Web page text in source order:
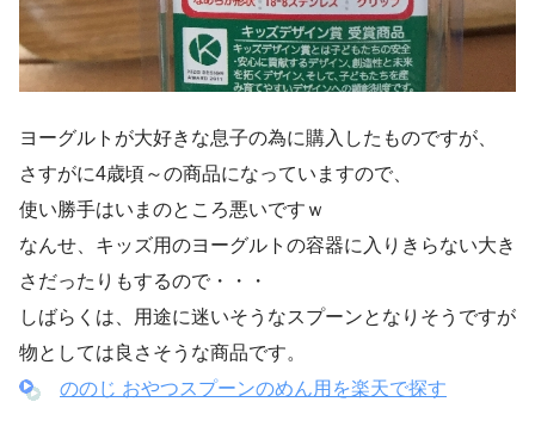
ヨーグルトが大好きな息子の為に購入したものですが、
さすがに4歳頃～の商品になっていますので、
使い勝手はいまのところ悪いですｗ
なんせ、キッズ用のヨーグルトの容器に入りきらない大き
さだったりもするので・・・
しばらくは、用途に迷いそうなスプーンとなりそうですが
物としては良さそうな商品です。
ののじ おやつスプーンのめん用を楽天で探す